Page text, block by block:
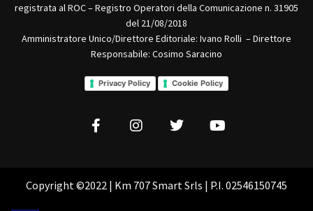
registrata al ROC – Registro Operatori della Comunicazione n. 31905
del 21/08/2018
Amministratore Unico/Direttore Editoriale: Ivano Rolli – Direttore
Responsabile: Cosimo Saracino
Privacy Policy Cookie Policy
Copyright ©2022 | Km 707 Smart Srls | P.I. 02546150745